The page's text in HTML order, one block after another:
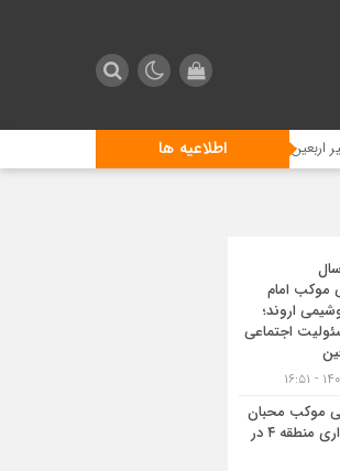
اطلاعیه ها
خدمات رسانی موکب محبان الرضای شهرداری منطقه ۴ در مسیر مشایه
امام
اروند؛
اجتماعی
موکب محبان
الرضای شهرداری منطقه ۴ در